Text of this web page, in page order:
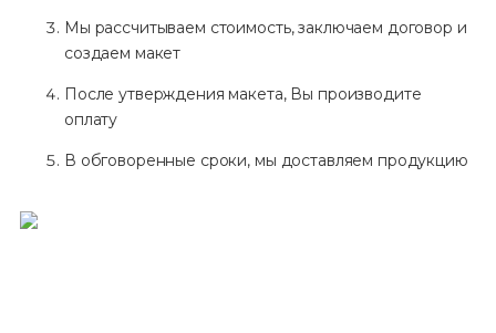
Мы рассчитываем стоимость, заключаем договор и
создаем макет
После утверждения макета, Вы производите
оплату
В обговоренные сроки, мы доставляем продукцию